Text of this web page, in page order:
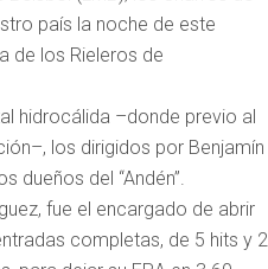
país la noche de este
de los Rieleros de
hidrocálida –donde previo al
los dirigidos por Benjamín
dueños del “Andén”.
fue el encargado de abrir
completas, de 5 hits y 2